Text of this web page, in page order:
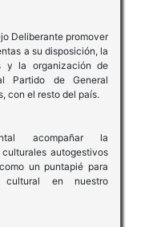
Deliberante promover
a su disposición, la
y la organización de
Partido de General
con el resto del país.
acompañar la
autogestivos
un puntapié para
cultural en nuestro